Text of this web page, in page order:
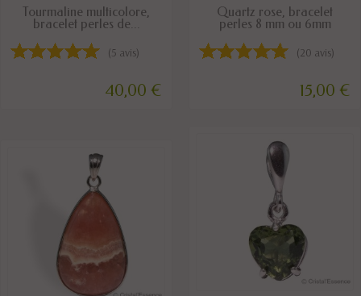
DERNIERS ARTICLES EN STOCK
Tourmaline multicolore,
bracelet perles de...
(5 avis)
40,00 €
DISPONIBLE
Quartz rose, bracelet
perles 8 mm ou 6mm
(20 avis)
15,00 €